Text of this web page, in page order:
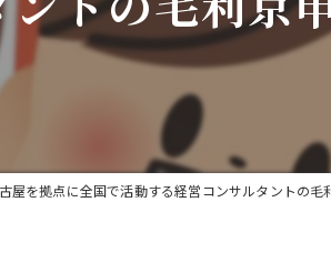
屋を拠点に全国で活動する経営コンサルタントの毛